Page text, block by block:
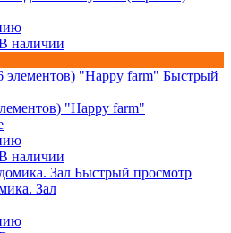
наличии
Быстрый
"Happy farm"
наличии
Быстрый просмотр
Зал